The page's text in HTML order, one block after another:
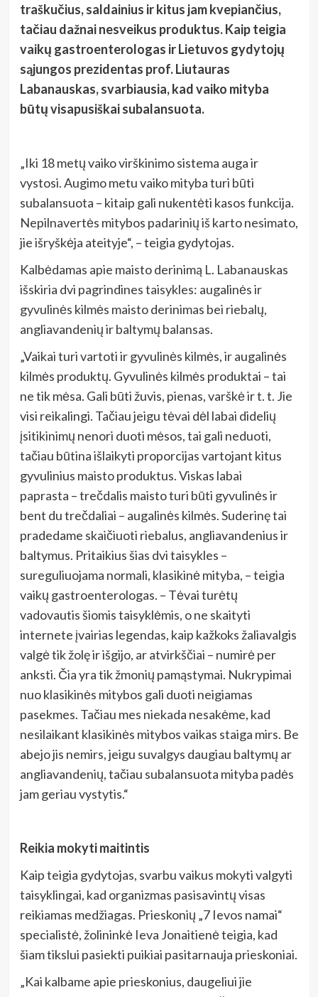
traškučius, saldainius ir kitus jam kvepiančius,
tačiau dažnai nesveikus produktus. Kaip teigia
vaikų gastroenterologas ir Lietuvos gydytojų
sąjungos prezidentas prof. Liutauras
Labanauskas, svarbiausia, kad vaiko mityba
būtų visapusiškai subalansuota.
„Iki 18 metų vaiko virškinimo sistema auga ir
vystosi. Augimo metu vaiko mityba turi būti
subalansuota – kitaip gali nukentėti kasos funkcija.
Nepilnavertės mitybos padarinių iš karto nesimato,
jie išryškėja ateityje“, – teigia gydytojas.
Kalbėdamas apie maisto derinimą L. Labanauskas
išskiria dvi pagrindines taisykles: augalinės ir
gyvulinės kilmės maisto derinimas bei riebalų,
angliavandenių ir baltymų balansas.
„Vaikai turi vartoti ir gyvulinės kilmės, ir augalinės
kilmės produktų. Gyvulinės kilmės produktai – tai
ne tik mėsa. Gali būti žuvis, pienas, varškė ir t. t. Jie
visi reikalingi. Tačiau jeigu tėvai dėl labai didelių
įsitikinimų nenori duoti mėsos, tai gali neduoti,
tačiau būtina išlaikyti proporcijas vartojant kitus
gyvulinius maisto produktus. Viskas labai
paprasta – trečdalis maisto turi būti gyvulinės ir
bent du trečdaliai – augalinės kilmės. Suderinę tai
pradedame skaičiuoti riebalus, angliavandenius ir
baltymus. Pritaikius šias dvi taisykles –
sureguliuojama normali, klasikinė mityba, – teigia
vaikų gastroenterologas. – Tėvai turėtų
vadovautis šiomis taisyklėmis, o ne skaityti
internete įvairias legendas, kaip kažkoks žaliavalgis
valgė tik žolę ir išgijo, ar atvirkščiai – numirė per
anksti. Čia yra tik žmonių pamąstymai. Nukrypimai
nuo klasikinės mitybos gali duoti neigiamas
pasekmes. Tačiau mes niekada nesakėme, kad
nesilaikant klasikinės mitybos vaikas staiga mirs. Be
abejo jis nemirs, jeigu suvalgys daugiau baltymų ar
angliavandenių, tačiau subalansuota mityba padės
jam geriau vystytis.“
Reikia mokyti maitintis
Kaip teigia gydytojas, svarbu vaikus mokyti valgyti
taisyklingai, kad organizmas pasisavintų visas
reikiamas medžiagas. Prieskonių „7 Ievos namai“
specialistė, žolininkė Ieva Jonaitienė teigia, kad
šiam tikslui pasiekti puikiai pasitarnauja prieskoniai.
„Kai kalbame apie prieskonius, daugeliui jie